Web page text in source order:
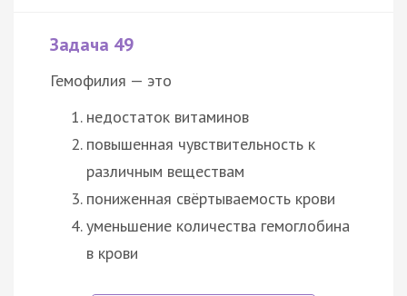
Задача 49
Гемофилия — это
недостаток витаминов
повышенная чувствительность к
различным веществам
пониженная свёртываемость крови
уменьшение количества гемоглобина
в крови